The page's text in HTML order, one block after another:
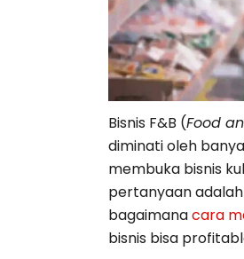
Bisnis F&B (Food
diminati oleh
membuka bisnis
pertanyaan
bagaimanacara
bisnis bisa